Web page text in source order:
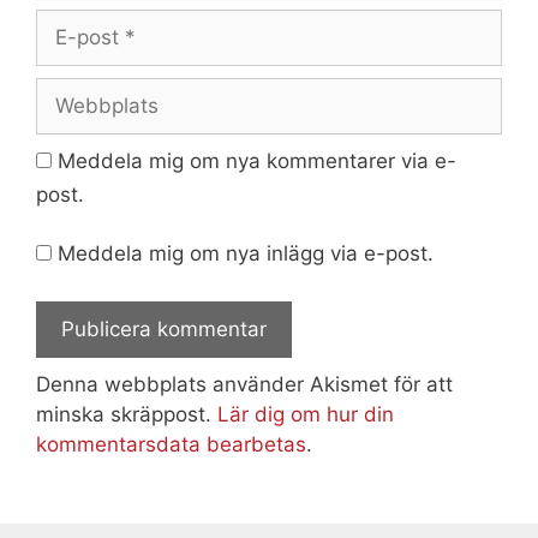
post
Meddela mig om nya kommentarer via e-
post.
Meddela mig om nya inlägg via e-post.
Denna webbplats använder Akismet för att
minska skräppost. Lär dig om hur din
kommentarsdata bearbetas.